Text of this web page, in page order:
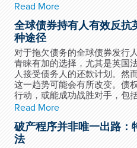
Read More
全球债券持有人有效反抗
种途径
对于拖欠债务的全球债券发行
青睐有加的选择，尤其是英国
人接受债务人的还款计划。然
这一趋势可能会有所改变。债
行动，或能成功战胜对手，包
Read More
破产程序并非唯一出路：
法